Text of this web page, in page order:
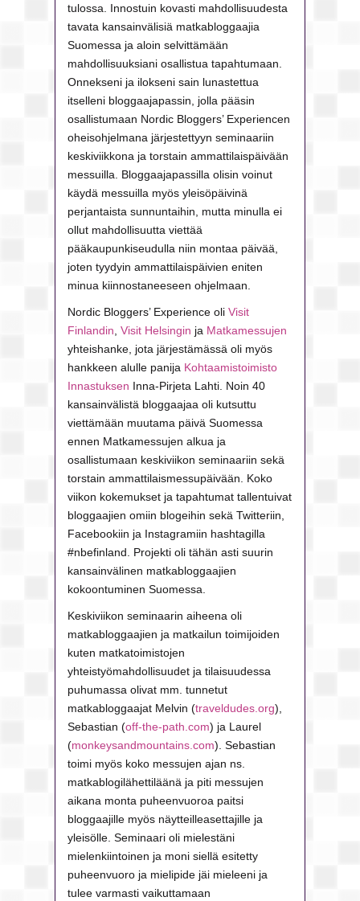
tulossa. Innostuin kovasti mahdollisuudesta
tavata kansainvälisiä matkabloggaajia
Suomessa ja aloin selvittämään
mahdollisuuksiani osallistua tapahtumaan.
Onnekseni ja ilokseni sain lunastettua
itselleni bloggaajapassin, jolla pääsin
osallistumaan Nordic Bloggers’ Experiencen
oheisohjelmana järjestettyyn seminaariin
keskiviikkona ja torstain ammattilaispäivään
messuilla. Bloggaajapassilla olisin voinut
käydä messuilla myös yleisöpäivinä
perjantaista sunnuntaihin, mutta minulla ei
ollut mahdollisuutta viettää
pääkaupunkiseudulla niin montaa päivää,
joten tyydyin ammattilaispäivien eniten
minua kiinnostaneeseen ohjelmaan.
Nordic Bloggers’ Experience oli Visit
Finlandin Visit Helsingin ja Matkamessujen
yhteishanke, jota järjestämässä oli myös
hankkeen alulle panija Kohtaamistoimisto
Innastuksen Inna-Pirjeta Lahti. Noin 40
kansainvälistä bloggaajaa oli kutsuttu
viettämään muutama päivä Suomessa
ennen Matkamessujen alkua ja
osallistumaan keskiviikon seminaariin sekä
torstain ammattilaismessupäivään. Koko
viikon kokemukset ja tapahtumat tallentuivat
bloggaajien omiin blogeihin sekä Twitteriin,
Facebookiin ja Instagramiin hashtagilla
#nbefinland. Projekti oli tähän asti suurin
kansainvälinen matkabloggaajien
kokoontuminen Suomessa.
Keskiviikon seminaarin aiheena oli
matkabloggaajien ja matkailun toimijoiden
kuten matkatoimistojen
yhteistyömahdollisuudet ja tilaisuudessa
puhumassa olivat mm. tunnetut
matkabloggaajat Melvin (traveldudes.org),
Sebastian (off-the-path.com) ja Laurel
(monkeysandmountains.com). Sebastian
toimi myös koko messujen ajan ns.
matkablogilähettiläänä ja piti messujen
aikana monta puheenvuoroa paitsi
bloggaajille myös näytteilleasettajille ja
yleisölle. Seminaari oli mielestäni
mielenkiintoinen ja moni siellä esitetty
puheenvuoro ja mielipide jäi mieleeni ja
tulee varmasti vaikuttamaan